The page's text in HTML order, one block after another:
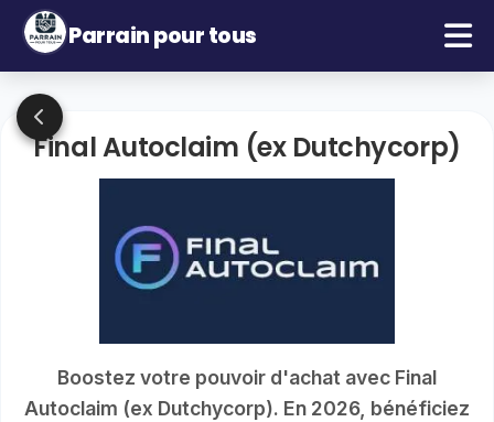
Parrain pour tous
Final Autoclaim (ex Dutchycorp)
Boostez votre pouvoir d'achat avec Final
Autoclaim (ex Dutchycorp). En 2026, bénéficiez